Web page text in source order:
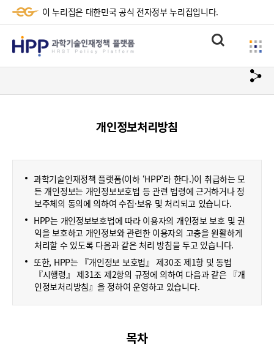
이 누리집은 대한민국 공식 전자정부 누리집입니다.
HPP
과
재
책
랫
HRST
통
합
색
사
이
메
url
복
개인정보처리방침
과학기술인재정책 플랫폼(이하 ‘HPP’라 한다.)이 취급하는 모
든 개인정보는 개인정보보호법 등 관련 법령에 근거하거나 정
보주체의 동의에 의하여 수집·보유 및 처리되고 있습니다.
HPP는 개인정보보호법에 따라 이용자의 개인정보 보호 및 권
익을 보호하고 개인정보와 관련한 이용자의 고충을 원활하게
처리할 수 있도록 다음과 같은 처리 방침을 두고 있습니다.
또한, HPP는 『개인정보 보호법』 제30조 제1항 및 동법
『시행령』 제31조 제2항의 규정에 의하여 다음과 같은 『개
인정보처리방침』을 정하여 운영하고 있습니다.
목차